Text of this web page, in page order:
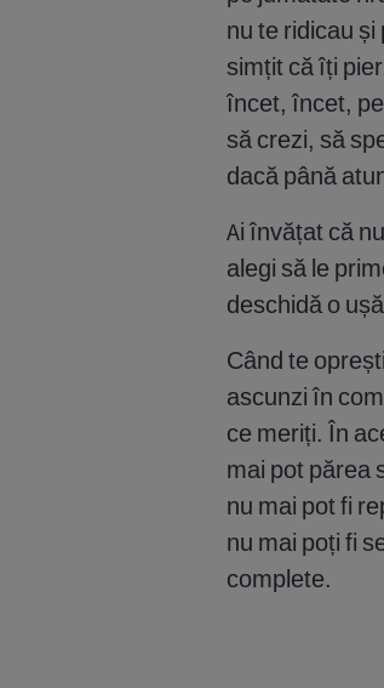
nu te ridicau
simțit că îți
încet, încet,
să crezi, să
dacă până
Ai învățat că
alegi să le
deschidă o
Când te
ascunzi în
ce meriți. În
mai pot părea
nu mai pot fi
nu mai poți fi
complete.